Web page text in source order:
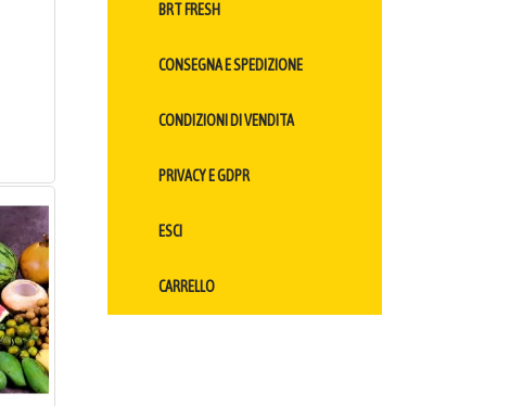
BRT FRESH
CONSEGNA E SPEDIZIONE
CONDIZIONI DI VENDITA
PRIVACY E GDPR
ESCI
CARRELLO